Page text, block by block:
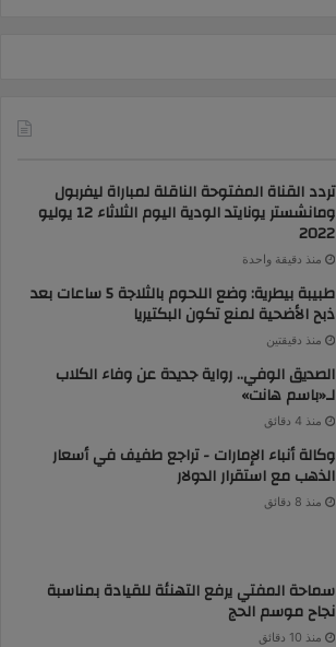
تردد القناة المفتوحة الناقلة لمباراة ليفربول
ومانشستر يونايتد الودية اليوم الثلاثاء 12 يوليو
2022
منذ دقيقة واحدة
طبيبة بيطرية: وضع اللحوم بالثلاجة 5 ساعات بعد
ذبح الأضحية لمنع تكون البكتيريا
منذ دقيقتين
الصديق الوفي.. رواية جديدة عن وفاء الكلاب
لـ«باسم هانت»
منذ 4 دقائق
وكالة أنباء الإمارات - تراجع طفيف في أسعار
الذهب مع استقرار الدولار
منذ 8 دقائق
سماحة المفتي يرفع التهنئة للقيادة بمناسبة
نجاح موسم الحج
منذ 10 دقائق